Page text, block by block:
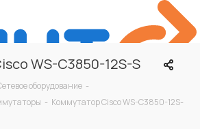
WS-C3850-12S-S
оборудование -
- Коммутатор Cisco WS-C3850-12S-